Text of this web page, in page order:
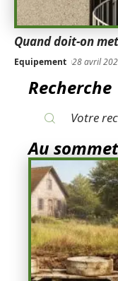
Quand doit-on
Equipement 28 avril
Recherche
Au sommet